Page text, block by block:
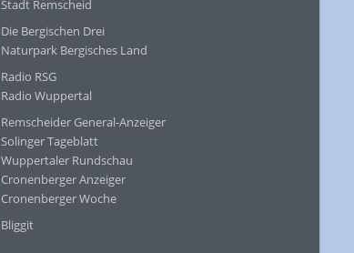
Stadt Remscheid
Die Bergischen Drei
Naturpark Bergisches Land
Radio RSG
Radio Wuppertal
Remscheider General-Anzeiger
Solinger Tageblatt
Wuppertaler Rundschau
Cronenberger Anzeiger
Cronenberger Woche
Bliggit